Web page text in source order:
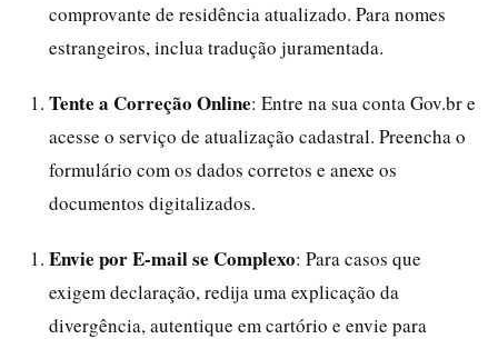
comprovante de residência atualizado. Para nomes
estrangeiros, inclua tradução juramentada.
Tente a Correção Online: Entre na sua conta Gov.br e
acesse o serviço de atualização cadastral. Preencha o
formulário com os dados corretos e anexe os
documentos digitalizados.
Envie por E-mail se Complexo: Para casos que
exigem declaração, redija uma explicação da
divergência, autentique em cartório e envie para